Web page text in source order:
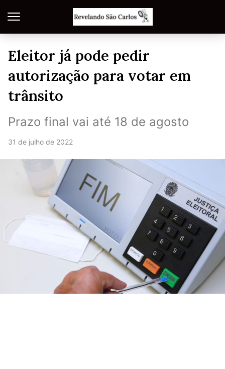
Eleitor já pode pedir
autorização para votar em
trânsito
Prazo final vai até 18 de agosto
31 de julho de 2022